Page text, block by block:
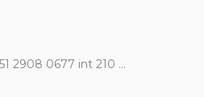
2908 0677 int 210